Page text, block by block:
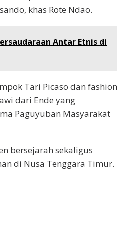
khas Rote Ndao.
Antar Etnis di
Tari Picaso dan fashion
dari Ende yang
Paguyuban Masyarakat
bersejarah sekaligus
di Nusa Tenggara Timur.